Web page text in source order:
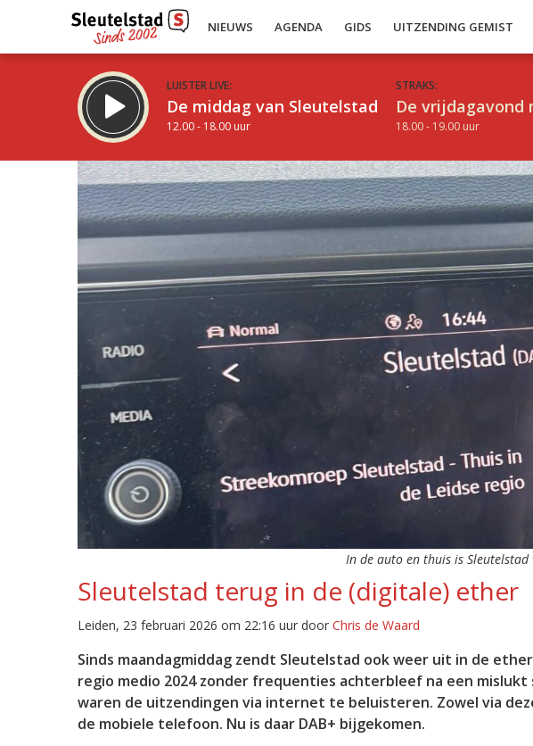
NIEUWS AGENDA GIDS UITZENDING GEMIST
LUISTER LIVE:
De middag van Sleutelstad
12.00 - 18.00 uur
STRAKS:
De vrijdagavond
18.00 - 19.00 uur
In de auto en thuis is
Sleutelstad terug in de (digitale) ether
Leiden, 23 februari 2026 om 22:16 uur door Chris de Waard
Sinds maandagmiddag zendt Sleutelstad ook weer uit in de
regio medio 2024 zonder frequenties achterbleef na een
waren de uitzendingen via internet te beluisteren. Zowel via
de mobiele telefoon. Nu is daar DAB+ bijgekomen.